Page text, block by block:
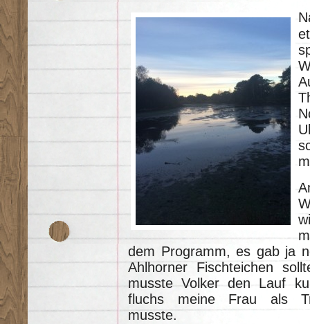
dem Programm, es gab ja
Ahlhorner Fischteichen
musste Volker den Lauf
fluchs meine Frau als
musste.